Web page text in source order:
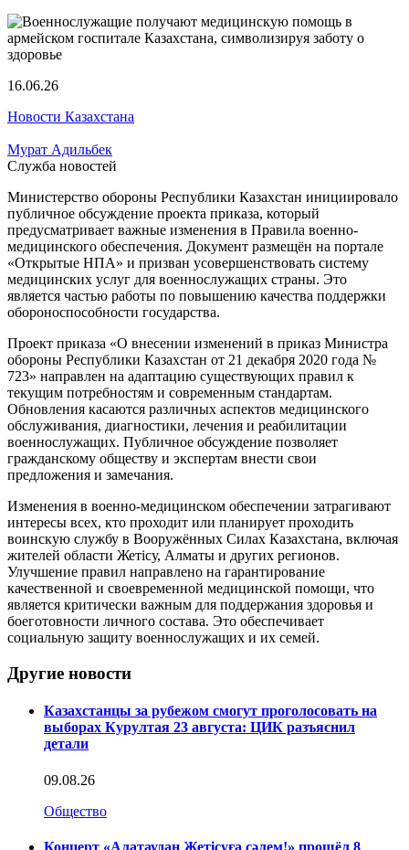
16.06.26
Новости Казахстана
Мурат Адильбек
Служба новостей
Министерство обороны Республики Казахстан инициировало
публичное обсуждение проекта приказа, который
предусматривает важные изменения в Правила военно-
медицинского обеспечения. Документ размещён на портале
«Открытые НПА» и призван усовершенствовать систему
медицинских услуг для военнослужащих страны. Это
является частью работы по повышению качества поддержки
обороноспособности государства.
Проект приказа «О внесении изменений в приказ Министра
обороны Республики Казахстан от 21 декабря 2020 года №
723» направлен на адаптацию существующих правил к
текущим потребностям и современным стандартам.
Обновления касаются различных аспектов медицинского
обслуживания, диагностики, лечения и реабилитации
военнослужащих. Публичное обсуждение позволяет
гражданскому обществу и экспертам внести свои
предложения и замечания.
Изменения в военно-медицинском обеспечении затрагивают
интересы всех, кто проходит или планирует проходить
воинскую службу в Вооружённых Силах Казахстана, включая
жителей области Жетісу, Алматы и других регионов.
Улучшение правил направлено на гарантирование
качественной и своевременной медицинской помощи, что
является критически важным для поддержания здоровья и
боеготовности личного состава. Это обеспечивает
социальную защиту военнослужащих и их семей.
Другие новости
Казахстанцы за рубежом смогут проголосовать на
выборах Курултая 23 августа: ЦИК разъяснил
детали
09.08.26
Общество
Концерт «Алатаудан Жетісуға сәлем!» прошёл 8